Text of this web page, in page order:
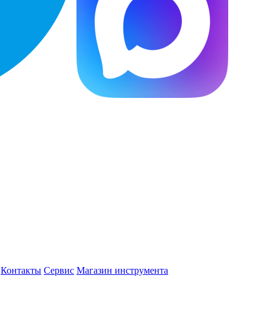
Контакты Сервис Магазин инструмента